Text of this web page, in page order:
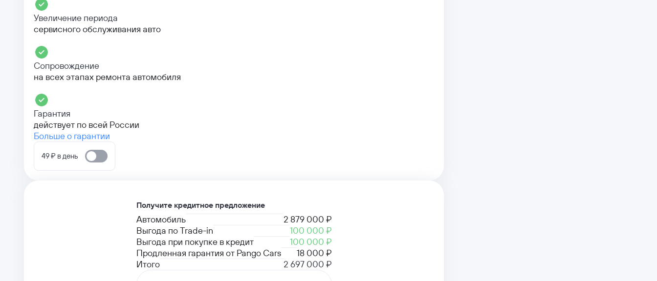
Увеличение периода
сервисного обслуживания авто
Сопровождение
на всех этапах ремонта автомобиля
Гарантия
действует по всей России
Больше о гарантии
49 ₽ в день
Получите кредитное предложение
Автомобиль
2 879 000 ₽
Выгода по Trade-in
100 000 ₽
Выгода при покупке в кредит
100 000 ₽
Продленная гарантия от Pango Cars
18 000 ₽
Итого
2 697 000 ₽